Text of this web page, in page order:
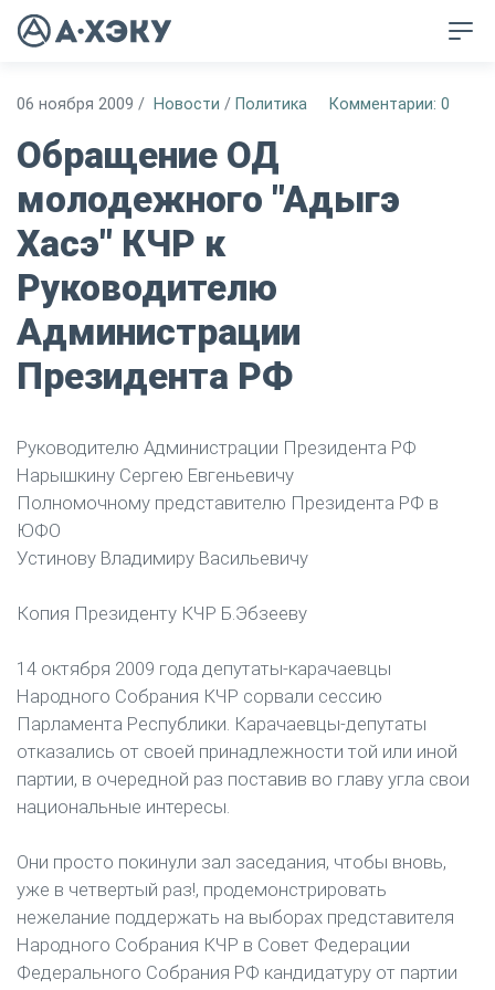
06 ноября 2009 / Новости / Политика Комментарии: 0
Обращение ОД
молодежного "Адыгэ
Хасэ" КЧР к
Руководителю
Администрации
Президента РФ
Руководителю Администрации Президента РФ
Нарышкину Сергею Евгеньевичу
Полномочному представителю Президента РФ в
ЮФО
Устинову Владимиру Васильевичу
Копия Президенту КЧР Б.Эбзееву
14 октября 2009 года депутаты-карачаевцы
Народного Собрания КЧР сорвали сессию
Парламента Республики. Карачаевцы-депутаты
отказались от своей принадлежности той или иной
партии, в очередной раз поставив во главу угла свои
национальные интересы.
Они просто покинули зал заседания, чтобы вновь,
уже в четвертый раз!, продемонстрировать
нежелание поддержать на выборах представителя
Народного Собрания КЧР в Совет Федерации
Федерального Собрания РФ кандидатуру от партии